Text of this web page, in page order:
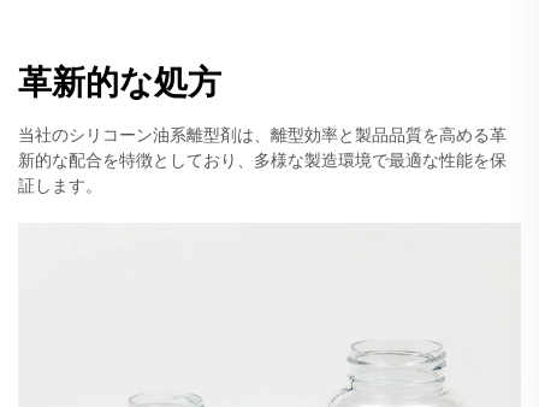
革新的な処方
当社のシリコーン油系離型剤は、離型効率と製品品質を高める革
新的な配合を特徴としており、多様な製造環境で最適な性能を保
証します。